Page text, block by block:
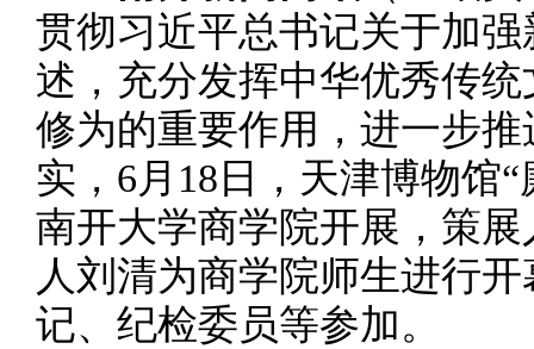
贯彻习近平总书记关于加
述，充分发挥中华优秀传
修为的重要作用，进一步
实，6月18日，天津博物馆
南开大学商学院开展，策
人刘清为商学院师生进行
记、纪检委员等参加。